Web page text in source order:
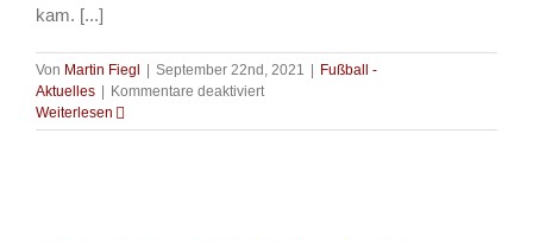
kam. [...]
Von Martin Fiegl September 22nd, 2021
Fußball -
Aktuelles
Kommentare deaktiviertfür
–
Weiterlesen